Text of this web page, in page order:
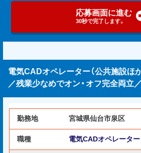
応募画面に進む
30秒で完了します。
電気CADオペレーター（公共施設ほ
／残業少なめでオン・オフ完全両立
勤務地 宮城県仙台市泉区
職種 電気CADオペレーター